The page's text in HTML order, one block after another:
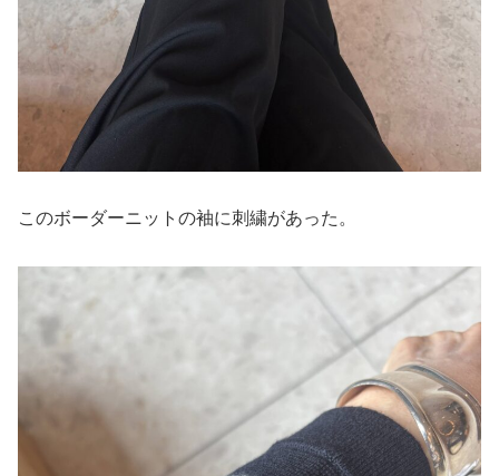
このボーダーニットの袖に刺繍があった。